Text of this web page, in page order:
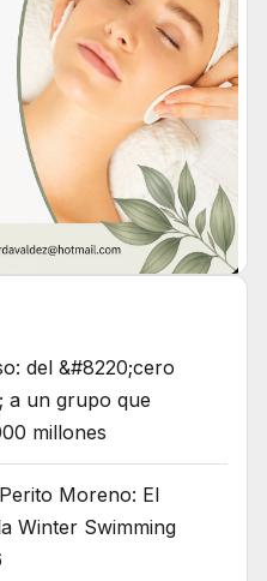
del &#8220;cero
a un grupo que
millones
Moreno: El
Winter Swimming